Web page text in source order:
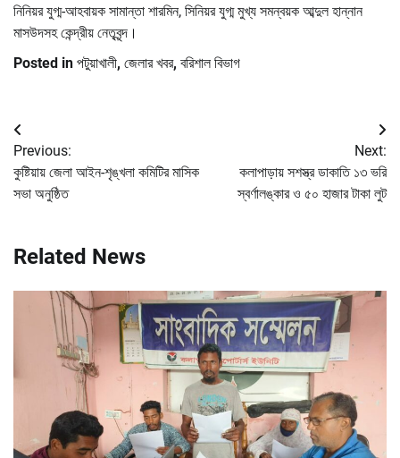
নিনিয়র যুগ্ম-আহবায়ক সামান্তা শারমিন, সিনিয়র যুগ্ম মুখ্য সমন্বয়ক আব্দুল হান্নান
মাসউদসহ কেন্দ্রীয় নেতৃবৃন্দ।
Posted in পটুয়াখালী, জেলার খবর, বরিশাল বিভাগ
Post
navigation
Previous:
কুষ্টিয়ায় জেলা আইন-শৃঙ্খলা কমিটির মাসিক
সভা অনুষ্ঠিত
Next:
কলাপাড়ায় সশস্ত্র ডাকাতি ১৩ ভরি
স্বর্ণালঙ্কার ও ৫০ হাজার টাকা লুট
Related News